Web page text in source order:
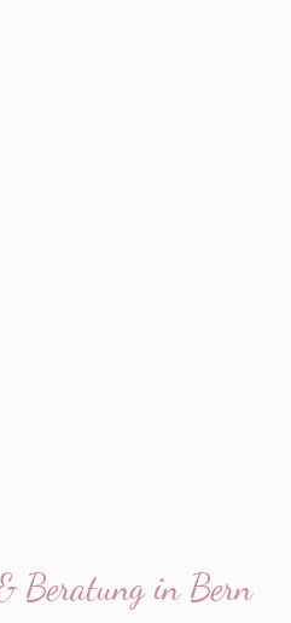
Beratung in Bern